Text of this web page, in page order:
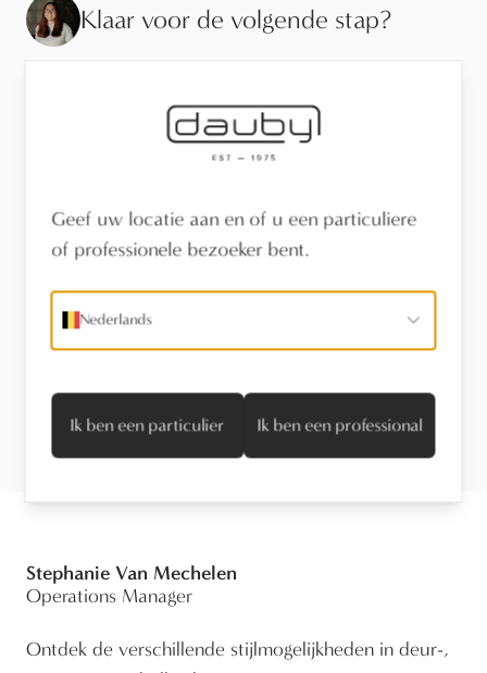
Klaar voor de volgende stap?
vind een verdeler in je buurt.
Bezoek de toonzaal
Vind een verdeler
Stel een vraag
Technische informatie
Stephanie Van Mechelen
Operations Manager
Ontdek de verschillende stijlmogelijkheden in deur-,
Geef uw locatie aan en of u een particuliere
of professionele bezoeker bent.
Nederlands
Ik ben een particulier Ik ben een professional